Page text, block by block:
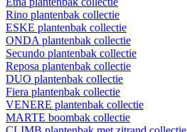
Rino plantenbak collectie
ESKE plantenbak collectie
ONDA plantenbak collectie
Secundo plantenbak collectie
Reposa plantenbak collectie
DUO plantenbak collectie
Fiera plantenbak collectie
VENERE plantenbak collectie
MARTE boombak collectie